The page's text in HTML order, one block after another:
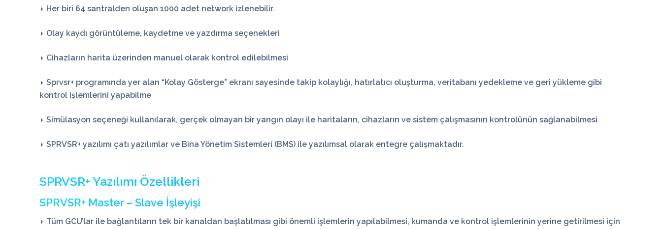
◗ Her biri 64 santralden oluşan 1000 adet network izlenebilir.
◗ Olay kaydı görüntüleme, kaydetme ve yazdırma seçenekleri
◗ Cihazların harita üzerinden manuel olarak kontrol edilebilmesi
◗ Sprvsr+ programında yer alan “Kolay Gösterge” ekranı sayesinde takip kolaylığı, hatırlatıcı oluşturma, veritabanı yedekleme ve geri yükleme gibi
kontrol işlemlerini yapabilme
◗ Simülasyon seçeneği kullanılarak, gerçek olmayan bir yangın olayı ile haritaların, cihazların ve sistem çalışmasının kontrolünün sağlanabilmesi
◗ SPRVSR+ yazılımı çatı yazılımlar ve Bina Yönetim Sistemleri (BMS) ile yazılımsal olarak entegre çalışmaktadır.
SPRVSR+ Yazılımı Özellikleri
SPRVSR+ Master – Slave İşleyişi
◗ Tüm GCU’lar ile bağlantıların tek bir kanaldan başlatılması gibi önemli işlemlerin yapılabilmesi, kumanda ve kontrol işlemlerinin yerine getirilmesi için